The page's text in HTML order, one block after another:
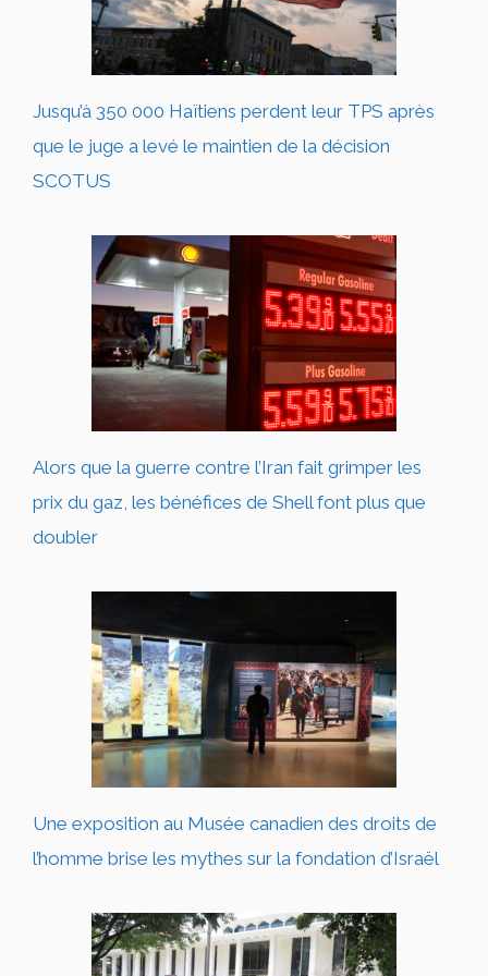
Jusqu’à 350 000 Haïtiens perdent leur TPS après
que le juge a levé le maintien de la décision
SCOTUS
Alors que la guerre contre l’Iran fait grimper les
prix du gaz, les bénéfices de Shell font plus que
doubler
Une exposition au Musée canadien des droits de
l’homme brise les mythes sur la fondation d’Israël